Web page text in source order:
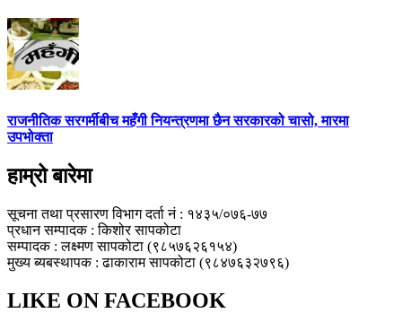
राजनीतिक सरगर्मीबीच महँगी नियन्त्रणमा छैन सरकारको चासो, मारमा
उपभोक्ता
हाम्रो बारेमा
सूचना तथा प्रसारण विभाग दर्ता नं : १४३५/०७६-७७
प्रधान सम्पादक : किशोर सापकोटा
सम्पादक : लक्ष्मण सापकोटा (९८५७६२६१५४)
मुख्य ब्यबस्थापक : ढाकाराम सापकोटा (९८४७६३२७९६)
LIKE ON FACEBOOK